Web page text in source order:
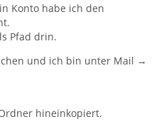
Konto habe ich den
Pfad drin.
und ich bin unter Mail →
hineinkopiert.